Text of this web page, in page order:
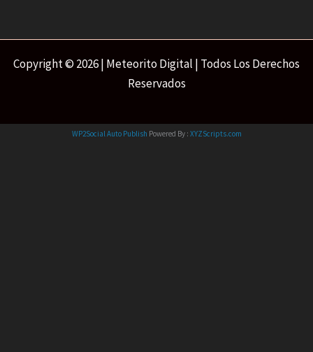
Copyright © 2026 | Meteorito Digital | Todos Los Derechos
Reservados
WP2Social Auto Publish Powered By : XYZScripts.com